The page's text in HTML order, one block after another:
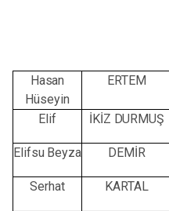
Hasan
Hüseyin
ERTEM
Elif İKİZ DURMUŞ
Elifsu Beyza DEMİR
Serhat KARTAL